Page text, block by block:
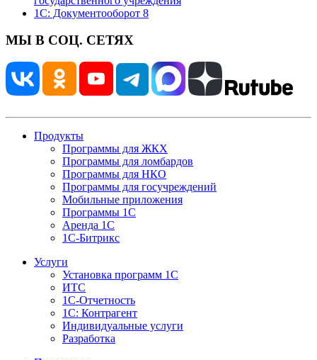
1С: Документооборот 8
МЫ В СОЦ. СЕТЯХ
Продукты
Программы для ЖКХ
Программы для ломбардов
Программы для НКО
Программы для госучреждений
Мобильные приложения
Программы 1С
Аренда 1С
1С-Битрикс
Услуги
Установка программ 1С
ИТС
1С-Отчетность
1С: Контрагент
Индивидуальные услуги
Разработка